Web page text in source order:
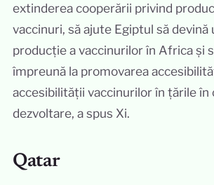
extinderea cooperării privind
vaccinuri, să ajute Egiptul să devină
producție a vaccinurilor în Africa și
împreună la promovarea
accesibilității vaccinurilor în țările în
dezvoltare, a spus Xi.
Qatar